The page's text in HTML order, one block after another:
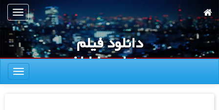
به
محتوای
اصلی
ناوبری
دانلود فیلم
سینمایی شاباش
ناوبری